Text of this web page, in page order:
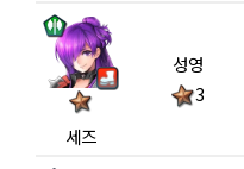
세즈
성영
3